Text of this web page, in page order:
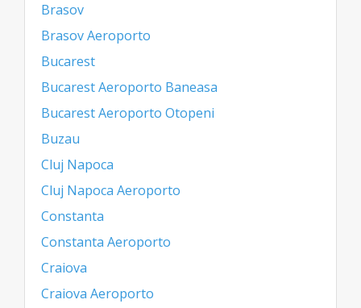
Brasov
Brasov Aeroporto
Bucarest
Bucarest Aeroporto Baneasa
Bucarest Aeroporto Otopeni
Buzau
Cluj Napoca
Cluj Napoca Aeroporto
Constanta
Constanta Aeroporto
Craiova
Craiova Aeroporto